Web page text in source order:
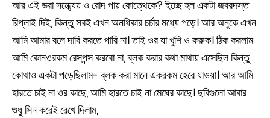
আর এই ভরা সন্ধ্যেয় ও রোদ পায় কোত্থেকে? ইচ্ছে হল একটা জবরদস্ত
রিপ্লাই দিই, কিন্তু সবই এখন অনধিকার চর্চার মধ্যে পড়ে। আর অনুকে এখন
আমি আমার বলে দাবি করতে পারি না। তাই ওর যা খুশি ও করুক। ঠিক করলাম
আমি কোনওরকম রেসপন্স করবো না, ব্লক করার কথা মাথায় এসেছিল কিন্তু
কোথাও একটা পড়েছিলাম- ব্লক করা মানে একরকম হেরে যাওয়া। আর আমি
হারতে চাই না ওর কাছে, আমি হারতে চাই না মেঘের কাছে। ছবিগুলো আবার
শুধু সিন করেই রেখে দিলাম,